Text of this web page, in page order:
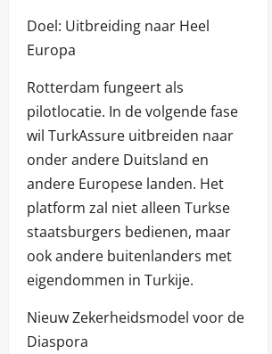
Doel: Uitbreiding naar Heel
Europa
Rotterdam fungeert als
pilotlocatie. In de volgende fase
wil TurkAssure uitbreiden naar
onder andere Duitsland en
andere Europese landen. Het
platform zal niet alleen Turkse
staatsburgers bedienen, maar
ook andere buitenlanders met
eigendommen in Turkije.
Nieuw Zekerheidsmodel voor de
Diaspora